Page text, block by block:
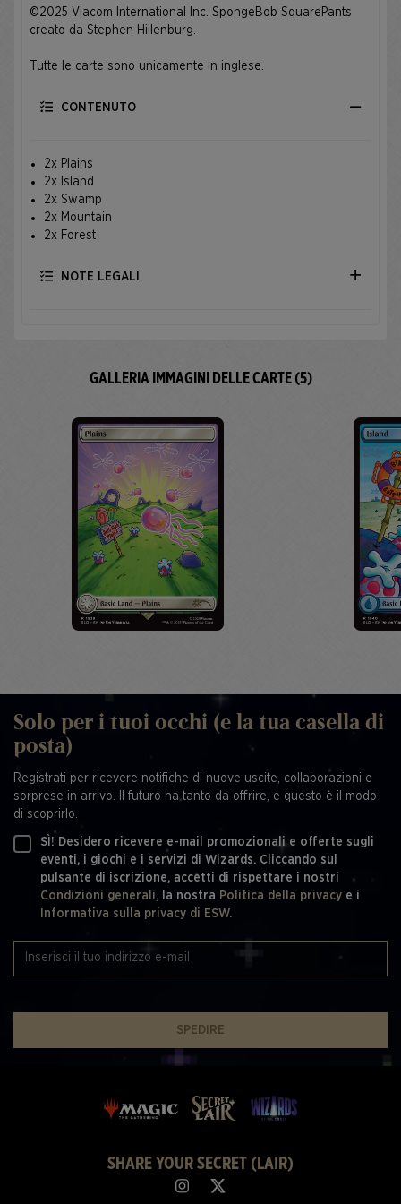
©2025 Viacom International Inc. SpongeBob SquarePants
creato da Stephen Hillenburg.
Tutte le carte sono unicamente in inglese.
CONTENUTO
2x Plains
2x Island
2x Swamp
2x Mountain
2x Forest
NOTE LEGALI
GALLERIA IMMAGINI DELLE CARTE (5)
Solo per i tuoi occhi (e la tua casella di
posta)
Registrati per ricevere notifiche di nuove uscite, collaborazioni e
sorprese in arrivo. Il futuro ha tanto da offrire, e questo è il modo
di scoprirlo.
SÌ! Desidero ricevere e-mail promozionali e offerte sugli
eventi, i giochi e i servizi di Wizards. Cliccando sul
pulsante di iscrizione, accetti di rispettare i nostri
Condizioni generali,
la nostra Politica della privacy e i
Informativa sulla privacy di ESW.
SPEDIRE
SHARE YOUR SECRET (LAIR)